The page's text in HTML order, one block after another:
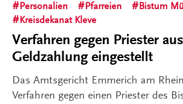
Personalien
Pfarreien
Bistum
Kreisdekanat Kleve
Verfahren gegen Priester
Geldzahlung eingestellt
Das Amtsgericht Emmerich am
Verfahren gegen einen Priester des